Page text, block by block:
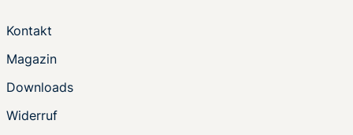
Kontakt
Magazin
Downloads
Widerruf